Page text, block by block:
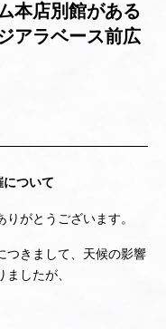
本店別館がある
アラベース前広
ついて
がとうございます。
つきまして、天候の影響
したが、